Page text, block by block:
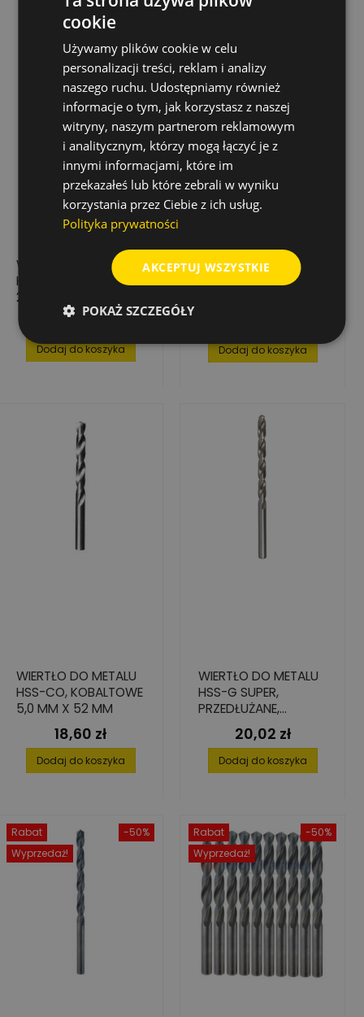
WIERTŁO DO METALU
HSS-R, WALCOWANE,
2,2 MM (10 SZT.)
Cena
13,81 zł
Dodaj do koszyka
Rabat
ZESTAW WIERTEŁ
MAGNA SIDEWINDER
podstawowa
Dodaj do koszyka
WIERTŁO DO METALU
HSS-CO, KOBALTOWE
5,0 MM X 52 MM
Cena
18,60 zł
Dodaj do koszyka
WIERTŁO DO METALU
HSS-G SUPER,
PRZEDŁUŻANE,
7,0X102/156
Cena
20,02 zł
Dodaj do koszyka
-50%
Rabat
Wyprzedaż!
-50%
Rabat
Wyprzedaż!
cookie
Używamy plików cookie w celu
personalizacji treści, reklam i analizy
naszego ruchu. Udostępniamy również
informacje o tym, jak korzystasz z naszej
witryny, naszym partnerom reklamowym
i analitycznym, którzy mogą łączyć je z
innymi informacjami, które im
przekazałeś lub które zebrali w wyniku
korzystania przez Ciebie z ich usług.
Polityka prywatności
AKCEPTUJ WSZYSTKIE
POKAŻ SZCZEGÓŁY